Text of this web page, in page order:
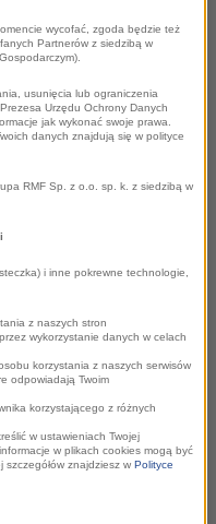
obu programów.
Wolnegoprzedstawił
Kultury i
marka
wykorzystywania
w celu dynamizacji i
cel planowanego
wycofać, zgoda będzie też
Partnerów z siedzibą w
usunięcia lub ograniczenia
Urzędu Ochrony Danych
jak wykonać swoje prawa.
danych znajdują się w polityce
RMF Sp. z o.o. sp. k. z siedzibą w
i inne pokrewne technologie,
z naszych stron
wykorzystanie danych w celach
korzystania z naszych serwisów
odpowiadają Twoim
korzystającego z różnych
w ustawieniach Twojej
w plikach cookies mogą być
znajdziesz w Polityce